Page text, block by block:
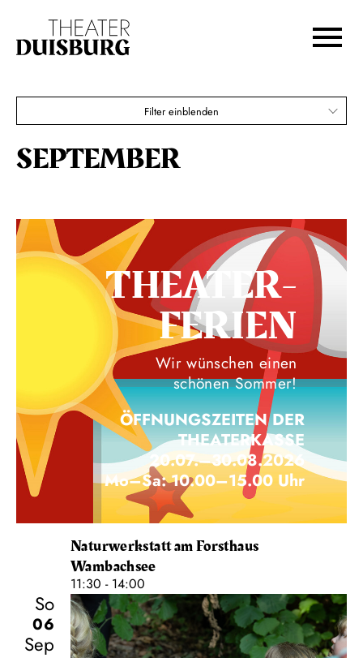
Zur Hauptnavigation springen
Zum Footer springen
Filter einblenden
SEPTEMBER
THEATER­
FERIEN
Wir wünschen einen
schönen Sommer!
ÖFFNUNGSZEITEN DER
THEATERKASSE
20.07.–30.08.2026
Mo–Sa: 10.00–15.00 Uhr
Naturwerkstatt am Forsthaus
Wambachsee
11:30 - 14:00
So
06
Sep